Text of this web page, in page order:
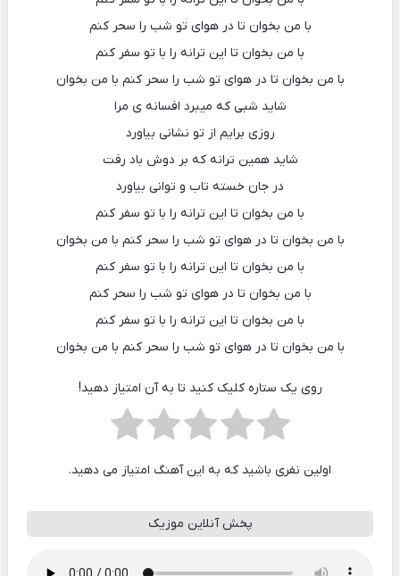
با من بخوان تا در هوای تو شب را سحر کنم
با من بخوان تا این ترانه را با تو سفر کنم
با من بخوان تا در هوای تو شب را سحر کنم با من بخوان
شاید شبی که میبرد افسانه ی مرا
روزی برایم از تو نشانی بیاورد
شاید همین ترانه که بر دوش باد رفت
در جان خسته تاب و توانی بیاورد
با من بخوان تا این ترانه را با تو سفر کنم
با من بخوان تا در هوای تو شب را سحر کنم با من بخوان
با من بخوان تا این ترانه را با تو سفر کنم
با من بخوان تا در هوای تو شب را سحر کنم
با من بخوان تا این ترانه را با تو سفر کنم
با من بخوان تا در هوای تو شب را سحر کنم با من بخوان
روی یک ستاره کلیک کنید تا به آن امتیاز دهید!
اولین نفری باشید که به این آهنگ امتیاز می دهید.
پخش آنلاین موزیک